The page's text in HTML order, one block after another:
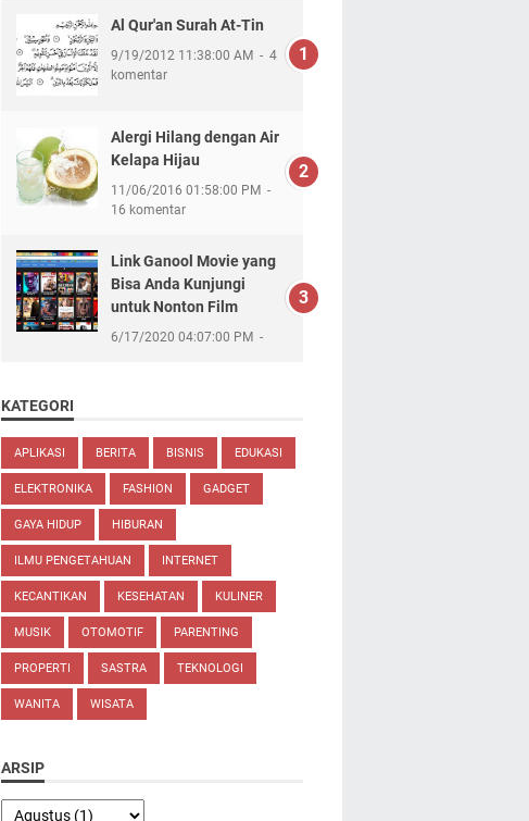
Al Qur'an Surah At-Tin
9/19/2012 11:38:00 AM
4
komentar
Alergi Hilang dengan Air
Kelapa Hijau
11/06/2016 01:58:00 PM
16 komentar
Link Ganool Movie yang
Bisa Anda Kunjungi
untuk Nonton Film
6/17/2020 04:07:00 PM
KATEGORI
APLIKASI BERITA BISNIS EDUKASI
ELEKTRONIKA FASHION GADGET
GAYA HIDUP HIBURAN
ILMU PENGETAHUAN INTERNET
KECANTIKAN KESEHATAN KULINER
MUSIK OTOMOTIF PARENTING
PROPERTI SASTRA TEKNOLOGI
WANITA WISATA
ARSIP